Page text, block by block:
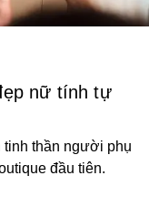
nữ tính tự
tinh thần người phụ
đầu tiên.